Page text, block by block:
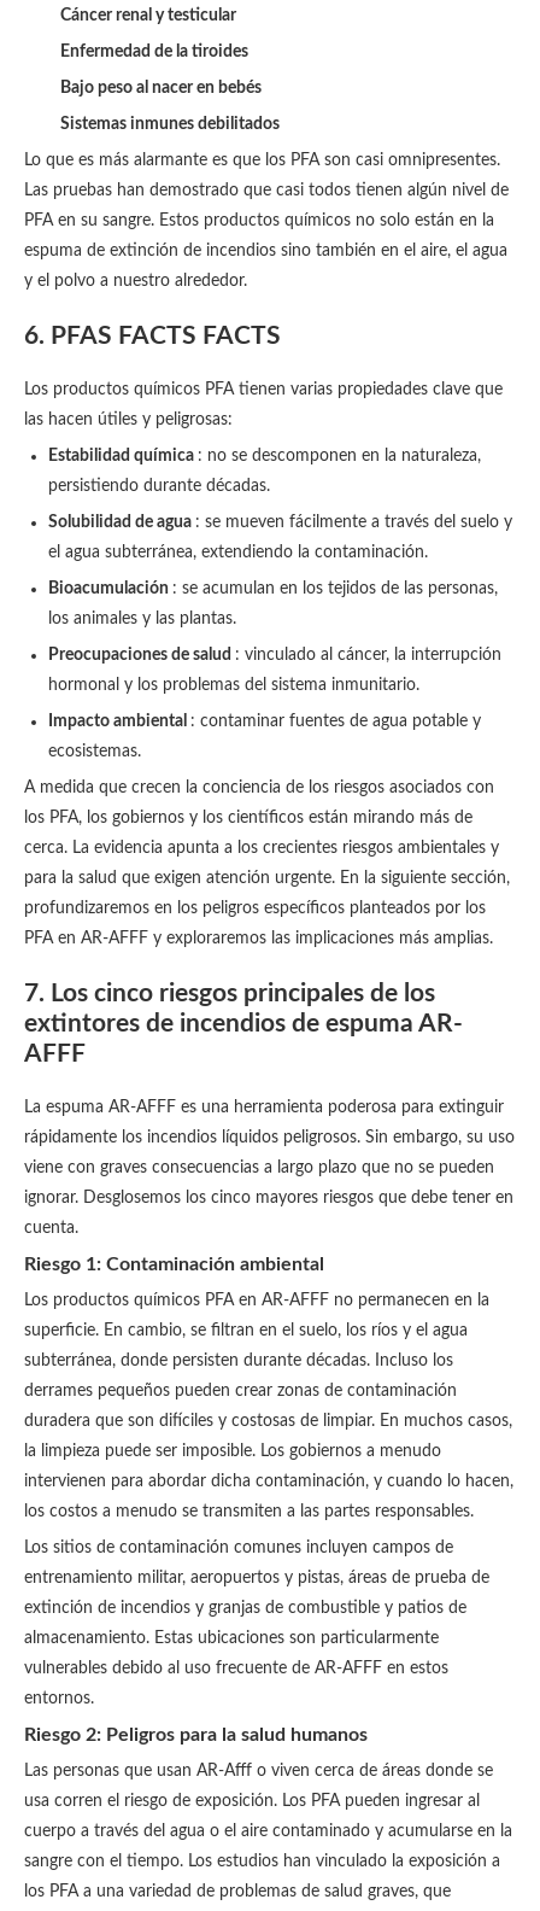
Cáncer renal y testicular
Enfermedad de la tiroides
Bajo peso al nacer en bebés
Sistemas inmunes debilitados
Lo que es más alarmante es que los PFA son casi omnipresentes.
Las pruebas han demostrado que casi todos tienen algún nivel de
PFA en su sangre. Estos productos químicos no solo están en la
espuma de extinción de incendios sino también en el aire, el agua
y el polvo a nuestro alrededor.
6. PFAS FACTS FACTS
Los productos químicos PFA tienen varias propiedades clave que
las hacen útiles y peligrosas:
Estabilidad química : no se descomponen en la naturaleza,
persistiendo durante décadas.
Solubilidad de agua : se mueven fácilmente a través del suelo y
el agua subterránea, extendiendo la contaminación.
Bioacumulación : se acumulan en los tejidos de las personas,
los animales y las plantas.
Preocupaciones de salud : vinculado al cáncer, la interrupción
hormonal y los problemas del sistema inmunitario.
Impacto ambiental : contaminar fuentes de agua potable y
ecosistemas.
A medida que crecen la conciencia de los riesgos asociados con
los PFA, los gobiernos y los científicos están mirando más de
cerca. La evidencia apunta a los crecientes riesgos ambientales y
para la salud que exigen atención urgente. En la siguiente sección,
profundizaremos en los peligros específicos planteados por los
PFA en AR-AFFF y exploraremos las implicaciones más amplias.
7. Los cinco riesgos principales de los
extintores de incendios de espuma AR-
AFFF
La espuma AR-AFFF es una herramienta poderosa para extinguir
rápidamente los incendios líquidos peligrosos. Sin embargo, su uso
viene con graves consecuencias a largo plazo que no se pueden
ignorar. Desglosemos los cinco mayores riesgos que debe tener en
cuenta.
Riesgo 1: Contaminación ambiental
Los productos químicos PFA en AR-AFFF no permanecen en la
superficie. En cambio, se filtran en el suelo, los ríos y el agua
subterránea, donde persisten durante décadas. Incluso los
derrames pequeños pueden crear zonas de contaminación
duradera que son difíciles y costosas de limpiar. En muchos casos,
la limpieza puede ser imposible. Los gobiernos a menudo
intervienen para abordar dicha contaminación, y cuando lo hacen,
los costos a menudo se transmiten a las partes responsables.
Los sitios de contaminación comunes incluyen campos de
entrenamiento militar, aeropuertos y pistas, áreas de prueba de
extinción de incendios y granjas de combustible y patios de
almacenamiento. Estas ubicaciones son particularmente
vulnerables debido al uso frecuente de AR-AFFF en estos
entornos.
Riesgo 2: Peligros para la salud humanos
Las personas que usan AR-Afff o viven cerca de áreas donde se
usa corren el riesgo de exposición. Los PFA pueden ingresar al
cuerpo a través del agua o el aire contaminado y acumularse en la
sangre con el tiempo. Los estudios han vinculado la exposición a
los PFA a una variedad de problemas de salud graves, que